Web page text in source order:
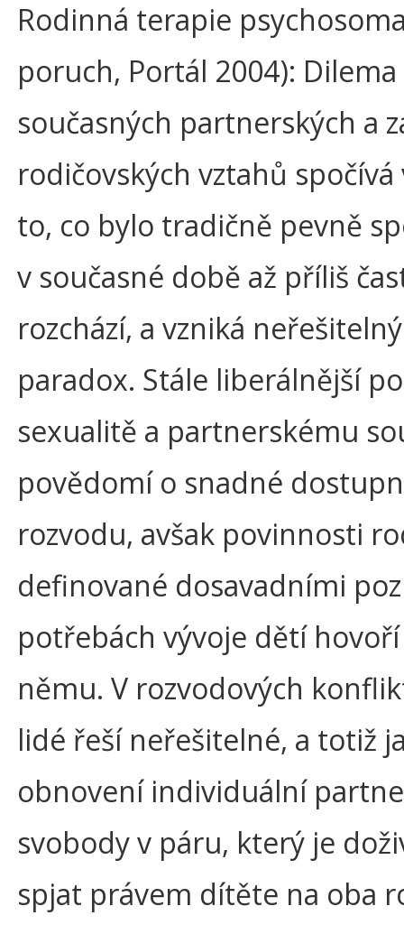
Rodinná terapie
poruch, Portál 2004): Dilema
současných partnerských a
rodičovských vztahů
to, co bylo tradičně pevně
v současné době až příliš
rozchází, a vzniká neřešitelný
paradox. Stále liberálnější
sexualitě a partnerskému
povědomí o snadné
rozvodu, avšak povinnosti
definované dosavadními
potřebách vývoje dětí
němu. V rozvodových
lidé řeší neřešitelné, a totiž
obnovení individuální
svobody v páru, který je
spjat právem dítěte na oba